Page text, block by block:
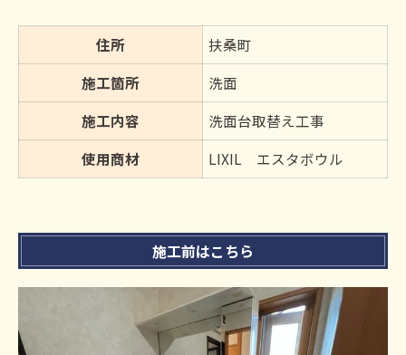
住所
扶桑町
施工箇所
洗面
施工内容
洗面台取替え工事
使用商材
LIXIL エスタボウル
施工前はこちら